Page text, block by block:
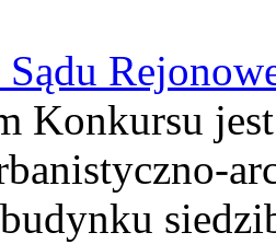
Sądu
Konkursu